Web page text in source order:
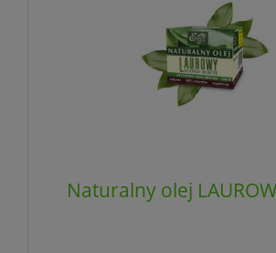
Naturalny olej